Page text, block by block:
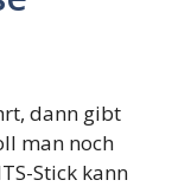
dann gibt
man noch
Stick kann